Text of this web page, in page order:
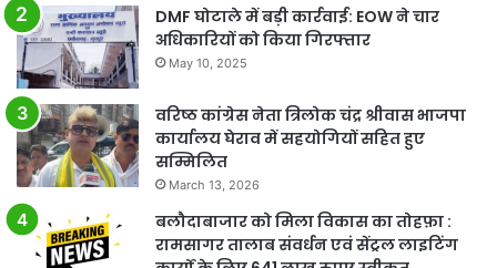
DMF घोटाले में बड़ी कार्रवाई: EOW ने चार
अधिकारियों को किया गिरफ्तार
May 10, 2025
वरिष्ठ कांग्रेस नेता त्रिलोक चंद्र श्रीवास भाजपा
कार्यालय घेराव में सहयोगियों सहित हुए
सम्मिलित
March 13, 2026
बलौदाबाजार को मिला विकास का तोहफ़ा :
रामसागर तालाब संवर्धन एवं सेंट्रल लाइटिंग